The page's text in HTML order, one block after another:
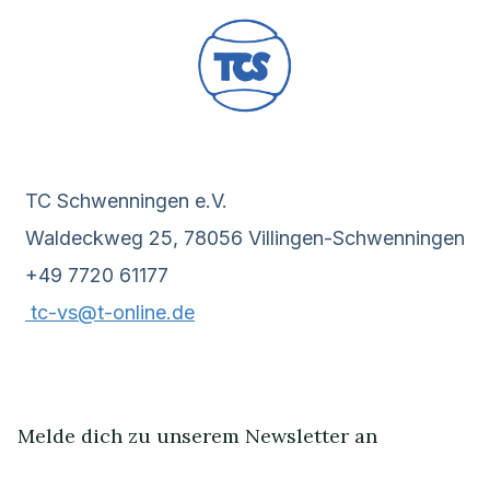
TC Schwenningen e.V.
Waldeckweg 25, 78056 Villingen-Schwenningen
+49 7720 61177
tc-vs@t-online.de
Melde dich zu unserem Newsletter an